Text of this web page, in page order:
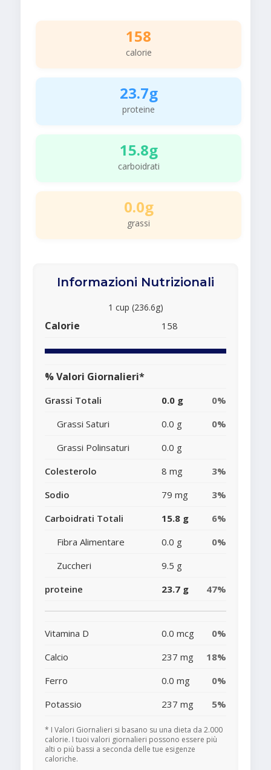
158
calorie
23.7g
proteine
15.8g
carboidrati
0.0g
grassi
Informazioni Nutrizionali
1 cup (236.6g)
Calorie 158
% Valori Giornalieri*
Grassi Totali 0.0 g
0%
Grassi Saturi
0.0 g
0%
Grassi Polinsaturi
0.0 g
Colesterolo
8 mg
3%
Sodio
79 mg
3%
Carboidrati Totali
15.8 g
6%
Fibra Alimentare
0.0 g
0%
Zuccheri
9.5 g
proteine
23.7 g 47%
Vitamina D 0.0 mcg
0%
Calcio
237 mg
18%
Ferro
0.0 mg
0%
Potassio
237 mg 5%
* I Valori Giornalieri si basano su una dieta da 2.000
calorie. I tuoi valori giornalieri possono essere più
alti o più bassi a seconda delle tue esigenze
caloriche.